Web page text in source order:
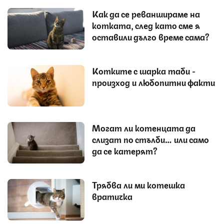
Как да се реваншираме на
котката, след като сме я
оставили дълго време сама?
Котките с шарка таби -
произход и любопитни факти
Могат ли котенцата да
слизат по стълби… или само
да се катерят?
Трябва ли ми котешка
вратичка